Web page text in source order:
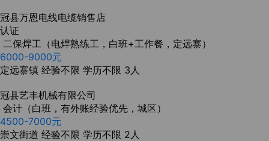
冠县万恩电线电缆销售店
认证
二保焊工（电焊熟练工，白班+工作餐，定远寨）
6000-9000元
定远寨镇 经验不限 学历不限 3人
冠县艺丰机械有限公司
会计（白班，有外账经验优先，城区）
4500-7000元
崇文街道 经验不限 学历不限 2人